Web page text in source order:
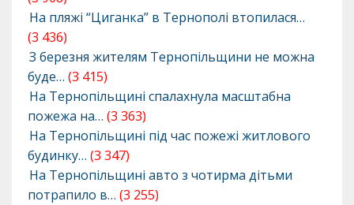
На пляжі “Циганка” в Тернополі втопилася…
(3 436)
З березня жителям Тернопільщини не можна
буде… (3 415)
На Тернопільщині спалахнула масштабна
пожежа на… (3 363)
На Тернопільщині під час пожежі житлового
будинку… (3 347)
На Тернопільщині авто з чотирма дітьми
потрапило в… (3 255)